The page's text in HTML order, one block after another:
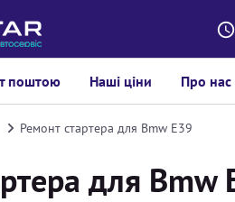
поштою Наші ціни Про нас
Ремонт стартера для Bmw E39
для Bmw